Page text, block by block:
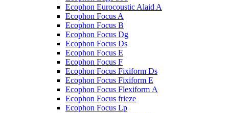
Ecophon Eurocoustic Alaid A
Ecophon Focus A
Ecophon Focus B
Ecophon Focus Dg
Ecophon Focus Ds
Ecophon Focus E
Ecophon Focus F
Ecophon Focus Fixiform Ds
Ecophon Focus Fixiform E
Ecophon Focus Flexiform А
Ecophon Focus frieze
Ecophon Focus Lp